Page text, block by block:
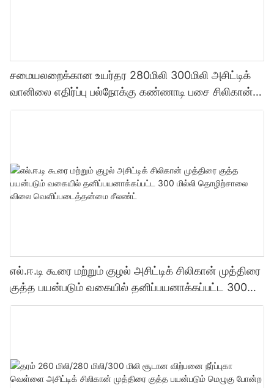
சமையலறைக்கான உயர்தர 280மிலி 300மிலி அசிட்டிக்
வானிலை எதிர்ப்பு பல்நோக்கு கண்ணாடி பசை சிலிகான்
சீலண்ட்
எல்.ஈ.டி கூரை மற்றும் குழல் அசிட்டிக் சிலிகான் முத்திரை
குத்த பயன்படும் வகையில் தனிப்பயனாக்கப்பட்ட 300
மில்லி தொழிற்சாலை விலை வெளிப்படைத்தன்மை